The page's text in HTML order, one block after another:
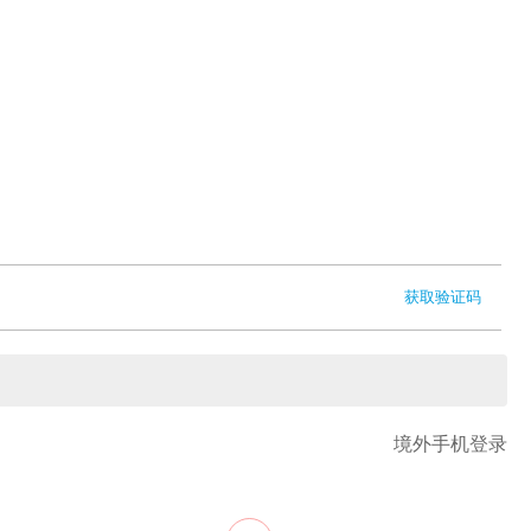
获取验证码
境外手机登录